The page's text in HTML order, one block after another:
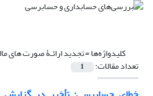
کلیدواژه‌ها =تجدید ارائـۀ صورت های
تعداد مقالات: 1